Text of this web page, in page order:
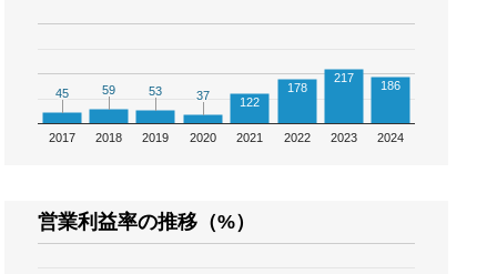
2017 2018 2019 2020 2021 2022 2023 2024
45
45 59
59 53
53 37
37 122
178
217
186
営業利益率の推移（%）